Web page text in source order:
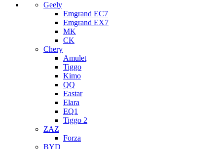
Geely
Emgrand EC7
Emgrand EX7
MK
CK
Chery
Amulet
Tiggo
Kimo
QQ
Eastar
Elara
EQ1
Tiggo 2
ZAZ
Forza
BYD